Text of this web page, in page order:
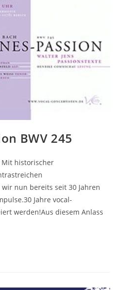
BWV 245
Mit historischer
nun bereits seit 30 Jahren
Jahre vocal-
werden!Aus diesem Anlass